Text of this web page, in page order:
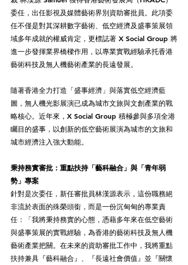
委任，出任影視及媒體藝術界別資助審批員。此項委
任不僅是對其深耕數字藝術、低空經濟及盛事策展領
域多年成就的權威肯定，更標誌著 X Social Group 將
進一步發揮業界橋樑作用，以專業實戰經驗承托香港
藝術科技及無人機藝術產業的長遠發展。
隨著香港全力打造「盛事經濟」與落實低空經濟藍
圖，無人機光影展演已成為城市文旅與文創產業的戰
略核心。近年來，X Social Group 積極參與多項全港
矚目的盛事，以創新的低空藝術展演為城市的文旅和
城市經濟注入強大動能。
秉持務實審批：重點扶持「藝科融合」與「青年弱
勢」專案
針對是次委任，新任審批員林漢源表示，這份職務絕
非流於表面的殊榮頭銜，而是一份沉甸甸的專業責
任：「我將秉持務實的心態，憑藉多年來在低空藝術
與盛事策展的實戰經驗，為香港的藝術科技及無人機
藝術產業把關。在未來的資助審批工作中，我將重點
扶持兼具『藝科融合』、『長遠社會價值』並『關懷